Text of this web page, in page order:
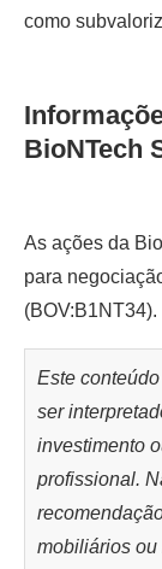
como
BioNTech
As ações da
para
(BOV:B1NT34).
Este
ser
investimento
profissional.
mobiliários ou